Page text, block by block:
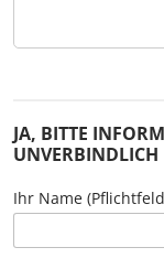
JA, BITTE
UNVERBINDLICH
Ihr Name